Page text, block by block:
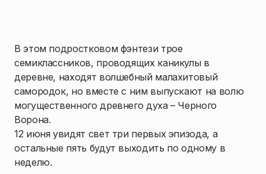
В этом подростковом фэнтези трое
семиклассников, проводящих каникулы в
деревне, находят волшебный малахитовый
самородок, но вместе с ним выпускают на волю
могущественного древнего духа – Черного
Ворона.
12 июня увидят свет три первых эпизода, а
остальные пять будут выходить по одному в
неделю.